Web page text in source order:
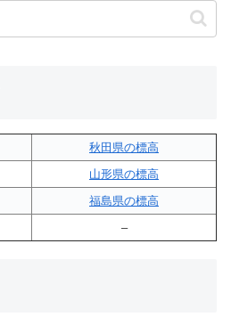
秋田県の標高
山形県の標高
福島県の標高
–